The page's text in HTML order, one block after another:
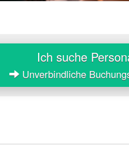
Ich suche
Unverbindliche